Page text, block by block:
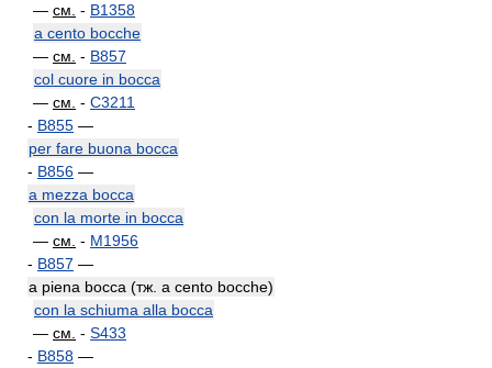
— см. - B1358
a cento bocche
— см. - B857
col cuore in bocca
— см. - C3211
- B855 —
per fare buona bocca
- B856 —
a mezza bocca
con la morte in bocca
— см. - M1956
- B857 —
a piena bocca (тж. a cento bocche)
con la schiuma alla bocca
— см. - S433
- B858 —